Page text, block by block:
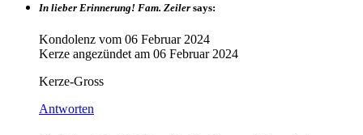
In lieber Erinnerung! Fam. Zeiler says:
Kondolenz vom 06 Februar 2024
Kerze angezündet am 06 Februar 2024
Kerze-Gross
Antworten